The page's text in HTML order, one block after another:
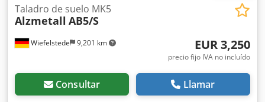
Wiefelstede 9,201 km
Taladro de suelo MK5
Alzmetall AB5/S
EUR 3,250
precio fijo IVA no incluído
Consultar Llamar